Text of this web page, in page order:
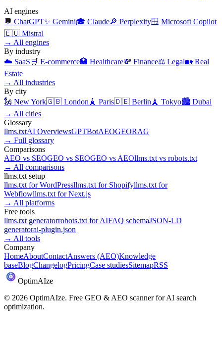
AI engines
💬 ChatGPT✨ Gemini🎓 Claude🔎 Perplexity🪟 Microsoft Copilot
🇪🇺 Mistral
→ All engines
By industry
☁️ SaaS 🛒 E-commerce🏥 Healthcare💸 Finance⚖️ Legal🏡 Real
Estate
→ All industries
By city
🗽 New York🇬🇧 London 🗼 Paris🇩🇪 Berlin 🗼 Tokyo🏙️ Dubai
→ All cities
Glossary
llms.txtAI OverviewsGPTBotAEOGEORAG
→ Full glossary
Comparisons
AEO vs SEOGEO vs SEOGEO vs AEOllms.txt vs robots.txt
→ All comparisons
llms.txt setup
llms.txt forWordPressllms.txt for Shopifyllms.txt for
Webflowllms.txt forNext.js
→ All platforms
Free tools
llms.txt generatorrobots.txt for AIFAQ schemaJSON-LD
generatorai-plugin.json
→ All tools
Company
HomeAboutContactAnswers (AEO)Knowledge
baseBlogChangelogPricingCase studiesSitemapRSS
OptimAIze
© 2026 OptimAIze. Free GEO & AEO scanner for AI search
optimization.